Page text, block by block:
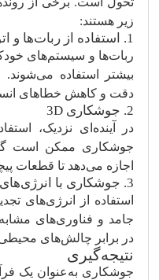
زیر هستند:
1. استفاده از ربات‌ها و اتوماسیون
ربات‌ها و سیستم‌های
بیشتر استفاده
دقت و کاهش خطاهای
2. جوشکاری 3D
در آینده‌ای نزدیک،
جوشکاری ممکن است
اجازه می‌دهد تا قطعات
3. جوشکاری با انرژی‌های نو
استفاده از انرژی‌های
جامد و فناوری‌های
در برابر چالش‌های
نتیجه‌گیری
جوشکاری به‌عنوان یک